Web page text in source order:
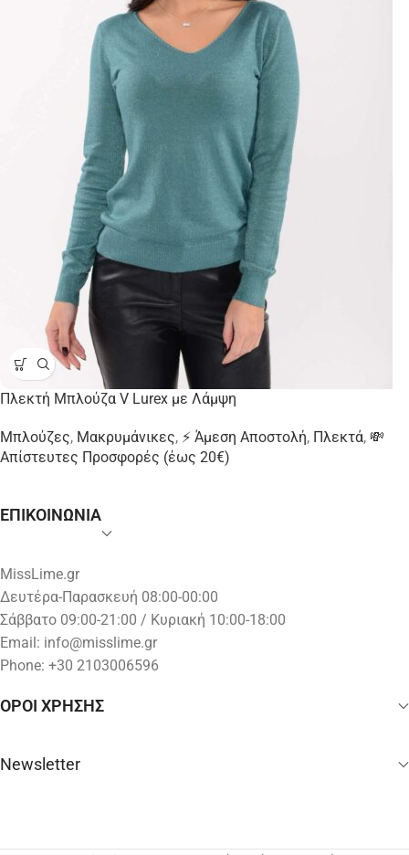
Πλεκτή Μπλούζα V Lurex με Λάμψη
Μπλούζες, Μακρυμάνικες, ⚡ Άμεση Αποστολή, Πλεκτά, 💸
Απίστευτες Προσφορές (έως 20€)
ΕΠΙΚΟΙΝΩΝΙΑ
MissLime.gr
Δευτέρα-Παρασκευή 08:00-00:00
Σάββατο 09:00-21:00 / Κυριακή 10:00-18:00
Email: info@misslime.gr
Phone: +30 2103006596
ΟΡΟΙ ΧΡΗΣΗΣ
Newsletter